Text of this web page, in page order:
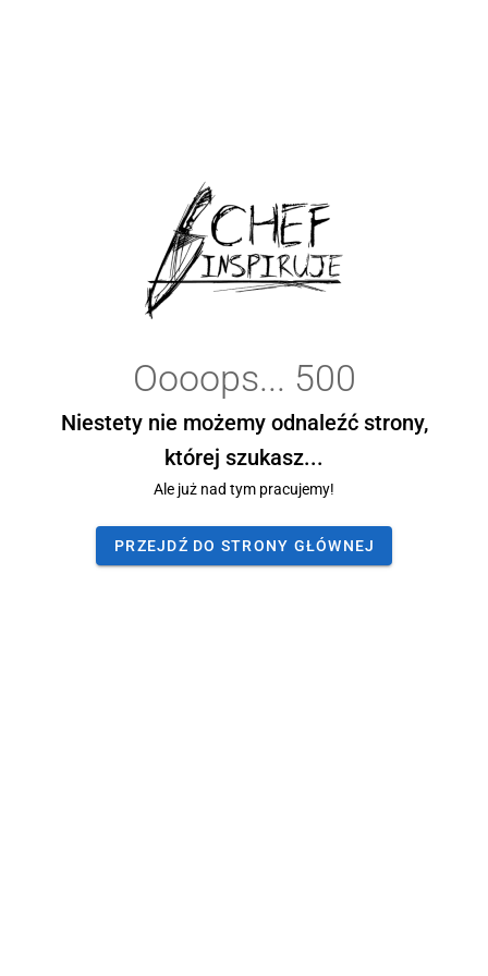
Oooops... 500
Niestety nie możemy odnaleźć strony,
której szukasz...
Ale już nad tym pracujemy!
PRZEJDŹ DO STRONY GŁÓWNEJ